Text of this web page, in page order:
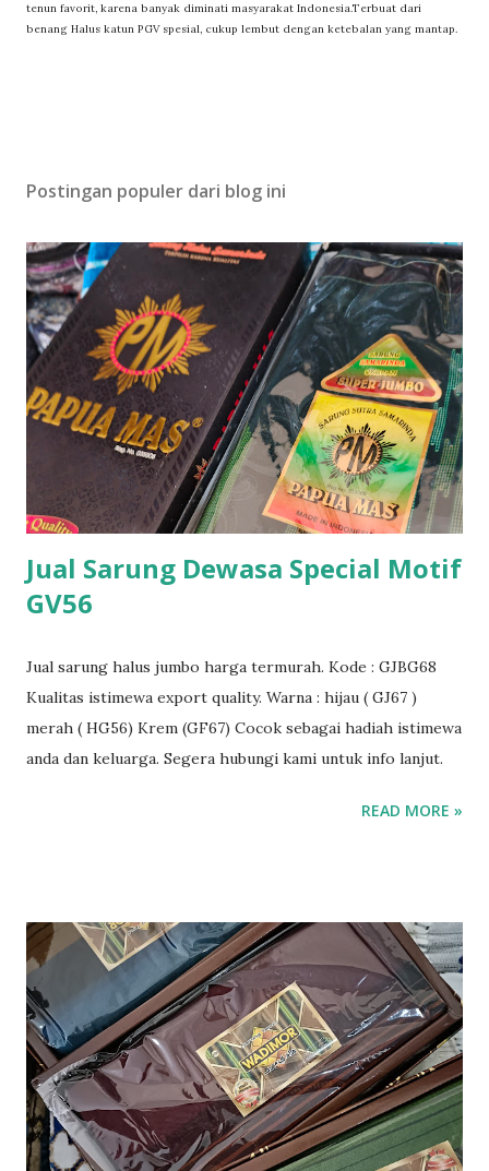
tenun favorit, karena banyak diminati masyarakat Indonesia.Terbuat dari
benang Halus katun PGV spesial, cukup lembut dengan ketebalan yang mantap.
Postingan populer dari blog ini
Jual Sarung Dewasa Special Motif
GV56
Jual sarung halus jumbo harga termurah. Kode : GJBG68
Kualitas istimewa export quality. Warna : hijau ( GJ67 )
merah ( HG56) Krem (GF67) Cocok sebagai hadiah istimewa
anda dan keluarga. Segera hubungi kami untuk info lanjut.
READ MORE »